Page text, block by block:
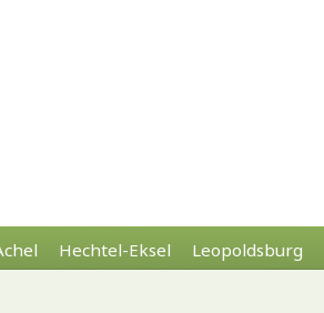
Hechtel-Eksel Leopoldsburg